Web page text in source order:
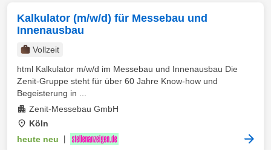
Kalkulator (m/w/d) für Messebau und
Innenausbau
Vollzeit
html Kalkulator m/w/d im Messebau und Innenausbau Die
Zenit-Gruppe steht für über 60 Jahre Know-how und
Begeisterung in ...
Zenit-Messebau GmbH
Köln
heute neu